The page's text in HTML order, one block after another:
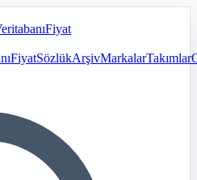
Fiyat
FiyatSözlükArşivMarkalarTakımlar